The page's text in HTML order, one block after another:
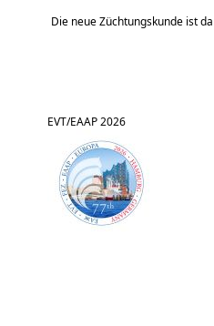
Die neue Züchtungskunde ist
EVT/EAAP 2026